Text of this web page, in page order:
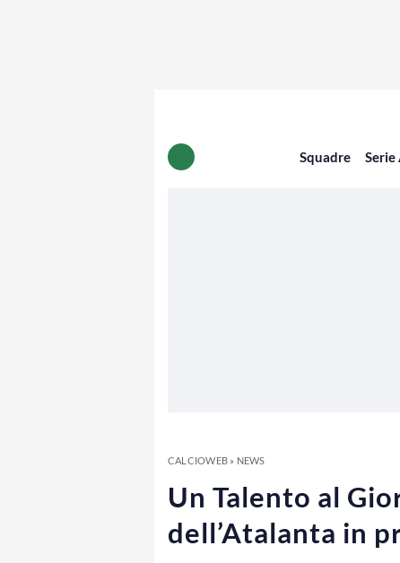
Squadre Serie
CALCIOWEB» NEWS
Un Talento al
dell’Atalanta in